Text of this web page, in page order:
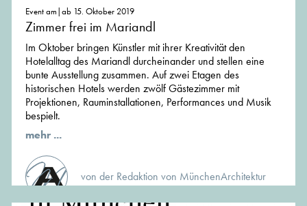
Event am|ab 15. Oktober 2019
Zimmer frei im Mariandl
Im Oktober bringen Künstler mit ihrer Kreativität den
Hotelalltag des Mariandl durcheinander und stellen eine
bunte Ausstellung zusammen. Auf zwei Etagen des
historischen Hotels werden zwölf Gästezimmer mit
Projektionen, Rauminstallationen, Performances und Musik
bespielt.
mehr ...
von der Redaktion von MünchenArchitektur